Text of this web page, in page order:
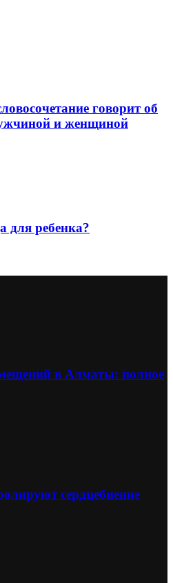
говорит об
и женщиной
для ребенка?
в Алматы: полное
сердцебиение